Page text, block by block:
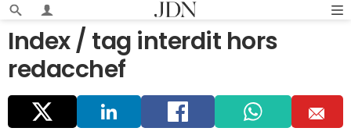
Index / tag interdit hors
redacchef